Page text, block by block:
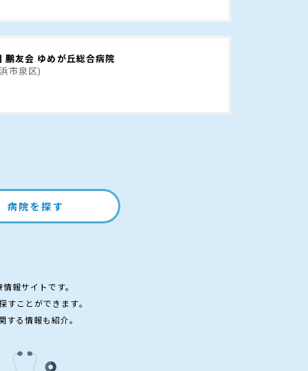
鵬友会 ゆめが丘総合病院
市泉区)
病院を探す
報サイトです。
ことができます。
る情報も紹介。